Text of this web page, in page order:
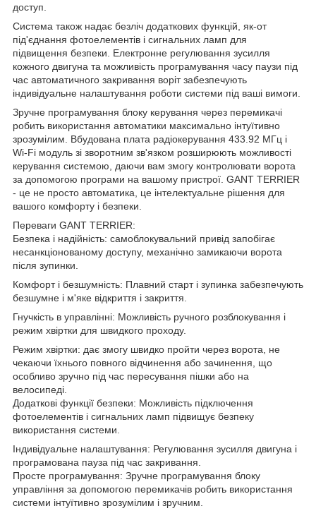
доступ.
Система також надає безліч додаткових функцій, як-от
під'єднання фотоелементів і сигнальних ламп для
підвищення безпеки. Електронне регулювання зусилля
кожного двигуна та можливість програмування часу паузи під
час автоматичного закривання воріт забезпечують
індивідуальне налаштування роботи системи під ваші вимоги.
Зручне програмування блоку керування через перемикачі
робить використання автоматики максимально інтуїтивно
зрозумілим. Вбудована плата радіокерування 433.92 МГц і
Wi-Fi модуль зі зворотним зв'язком розширюють можливості
керування системою, даючи вам змогу контролювати ворота
за допомогою програми на вашому пристрої. GANT TERRIER
- це не просто автоматика, це інтелектуальне рішення для
вашого комфорту і безпеки.
Переваги GANT TERRIER:
Безпека і надійність: самоблокувальний привід запобігає
несанкціонованому доступу, механічно замикаючи ворота
після зупинки.
Комфорт і безшумність: Плавний старт і зупинка забезпечують
безшумне і м'яке відкриття і закриття.
Гнучкість в управлінні: Можливість ручного розблокування і
режим хвіртки для швидкого проходу.
Режим хвіртки: дає змогу швидко пройти через ворота, не
чекаючи їхнього повного відчинення або зачинення, що
особливо зручно під час пересування пішки або на
велосипеді.
Додаткові функції безпеки: Можливість підключення
фотоелементів і сигнальних ламп підвищує безпеку
використання системи.
Індивідуальне налаштування: Регулювання зусилля двигуна і
програмована пауза під час закривання.
Просте програмування: Зручне програмування блоку
управління за допомогою перемикачів робить використання
системи інтуїтивно зрозумілим і зручним.